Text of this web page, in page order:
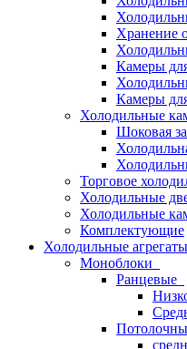
Хранение
Камеры
Камеры
Холодильные
Шоковая
Торговое
Холодильные
Холодильные
Комплектующие
Холодильные агрегаты
Моноблоки
Ранцевые